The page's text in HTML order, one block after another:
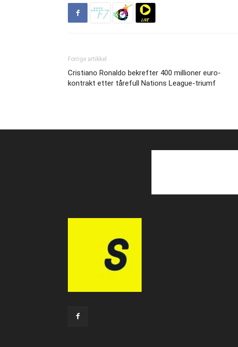
Forrige artikkel
Cristiano Ronaldo bekrefter 400 millioner euro-
kontrakt etter tårefull Nations League-triumf